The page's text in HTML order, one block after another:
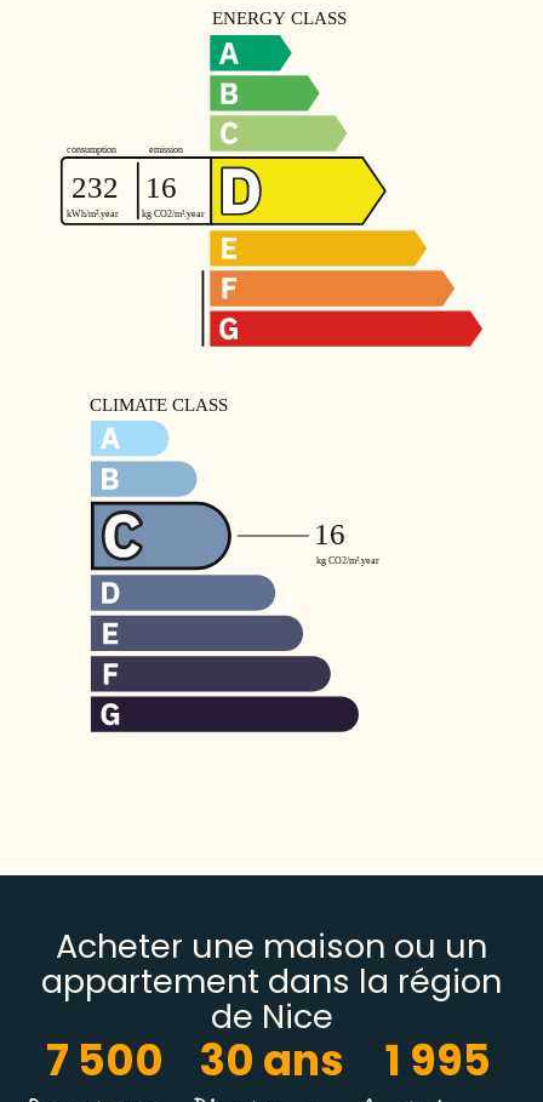
Acheter une maison ou un
appartement dans la région
de Nice
7 500 30 ans 1 995